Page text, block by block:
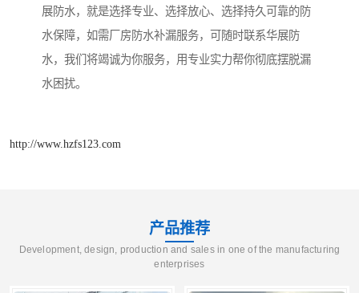
展防水，就是选择专业、选择放心、选择持久可靠的防
水保障，如需厂房防水补漏服务，可随时联系华展防
水，我们将竭诚为你服务，用专业实力帮你彻底摆脱漏
水困扰。
http://www.hzfs123.com
产品推荐
Development, design, production and sales in one of the manufacturing
enterprises